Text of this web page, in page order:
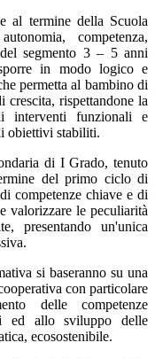
al termine della Scuola
competenza,
segmento 3 – 5 anni
in modo logico e
permetta al bambino di
crescita, rispettandone la
interventi funzionali e
obiettivi stabiliti.
di I Grado, tenuto
del primo ciclo di
competenze chiave e di
valorizzare le peculiarità
presentando un'unica
si baseranno su una
con particolare
delle competenze
ed allo sviluppo delle
ecosostenibile.